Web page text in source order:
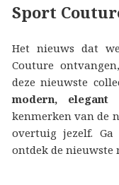
Sport
Het nieuws dat
Couture
deze nieuwste
modern,
kenmerken van de
overtuig jezelf.
ontdek de nieuwste